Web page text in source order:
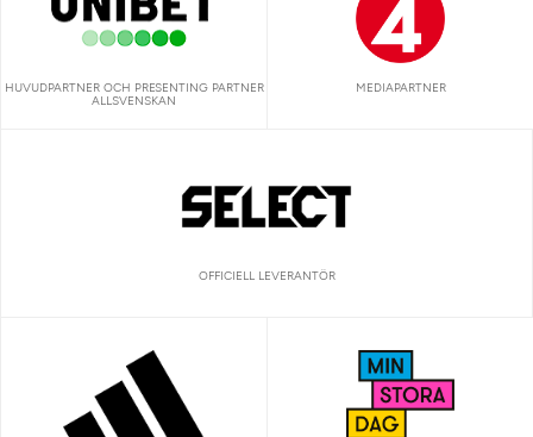
HUVUDPARTNER OCH PRESENTING PARTNER
ALLSVENSKAN
MEDIAPARTNER
OFFICIELL LEVERANTÖR